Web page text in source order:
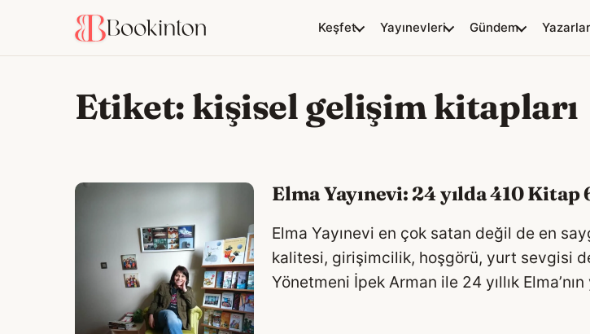
Keşfet Yayınevleri Gündem Yazarlar
Etiket: kişisel gelişim kitapları
Elma Yayınevi: 24 yılda 410 Kitap
Elma Yayınevi en çok satan değil de en
kalitesi, girişimcilik, hoşgörü, yurt sevgisi
Yönetmeni İpek Arman ile 24 yıllık Elma’nın